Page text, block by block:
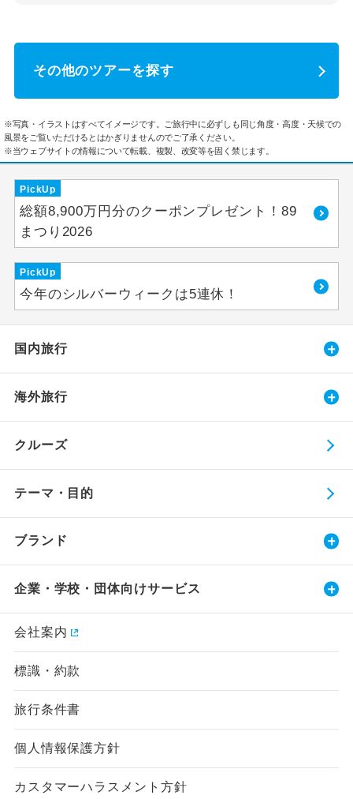
その他のツアーを探す
※写真・イラストはすべてイメージです。ご旅行中に必ずしも同じ角度・高度・天候での
風景をご覧いただけるとはかぎりませんのでご了承ください。
※当ウェブサイトの情報について転載、複製、改変等を固く禁じます。
PickUp
総額8,900万円分のクーポンプレゼント！89
まつり2026
PickUp
今年のシルバーウィークは5連休！
国内旅行
海外旅行
クルーズ
テーマ・目的
ブランド
企業・学校・団体向けサービス
会社案内
標識・約款
旅行条件書
個人情報保護方針
カスタマーハラスメント方針